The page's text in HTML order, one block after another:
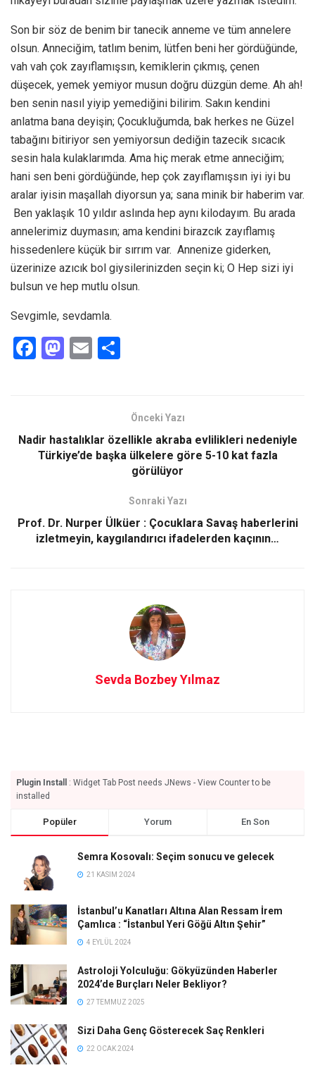
Son bir söz de benim bir tanecik anneme ve tüm annelere
olsun. Anneciğim, tatlım benim, lütfen beni her gördüğünde,
vah vah çok zayıflamışsın, kemiklerin çıkmış, çenen
düşecek, yemek yemiyor musun doğru düzgün deme. Ah ah!
ben senin nasıl yiyip yemediğini bilirim. Sakın kendini
anlatma bana deyişin; Çocukluğumda, bak herkes ne Güzel
tabağını bitiriyor sen yemiyorsun dediğin tazecik sıcacık
sesin hala kulaklarımda. Ama hiç merak etme anneciğim;
hani sen beni gördüğünde, hep çok zayıflamışsın iyi iyi bu
aralar iyisin maşallah diyorsun ya; sana minik bir haberim var.
Ben yaklaşık 10 yıldır aslında hep aynı kilodayım. Bu arada
annelerimiz duymasın; ama kendini birazcık zayıflamış
hissedenlere küçük bir sırrım var. Annenize giderken,
üzerinize azıcık bol giysilerinizden seçin ki; O Hep sizi iyi
bulsun ve hep mutlu olsun.
Sevgimle, sevdamla.
F
o
o
M
d
o
E
Önceki Yazı
Nadir hastalıklar özellikle akraba evlilikleri nedeniyle
Türkiye’de başka ülkelere göre 5-10 kat fazla
görülüyor
Sonraki Yazı
Prof. Dr. Nurper Ülküer : Çocuklara Savaş haberlerini
izletmeyin, kaygılandırıcı ifadelerden kaçının…
Sevda Bozbey Yılmaz
Plugin Install
: Widget Tab Post needs JNews - View Counter to be
installed
Popüler Yorum En Son
Semra Kosovalı: Seçim sonucu ve gelecek
21 KASIM 2024
İstanbul’u Kanatları Altına Alan Ressam İrem
Çamlıca : “İstanbul Yeri Göğü Altın Şehir”
4 EYLÜL 2024
Astroloji Yolculuğu: Gökyüzünden Haberler
2024’de Burçları Neler Bekliyor?
27 TEMMUZ 2025
Sizi Daha Genç Gösterecek Saç Renkleri
22 OCAK 2024